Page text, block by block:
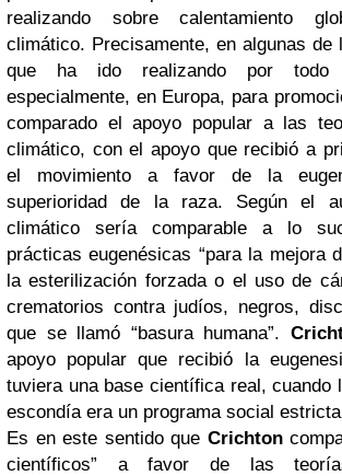
realizando sobre calentamiento
climático. Precisamente, en algunas de
que ha ido realizando por
especialmente, en Europa, para
comparado el apoyo popular a las
climático, con el apoyo que recibió a
el movimiento a favor de la
superioridad de la raza. Según el
climático sería comparable a lo
prácticas eugenésicas “para la mejora
la esterilización forzada o el uso de
crematorios contra judíos, negros,
que se llamó “basura humana”.
apoyo popular que recibió la
tuviera una base científica real, cuando
escondía era un programa social
Es en este sentido que Crichton
científicos” a favor de las